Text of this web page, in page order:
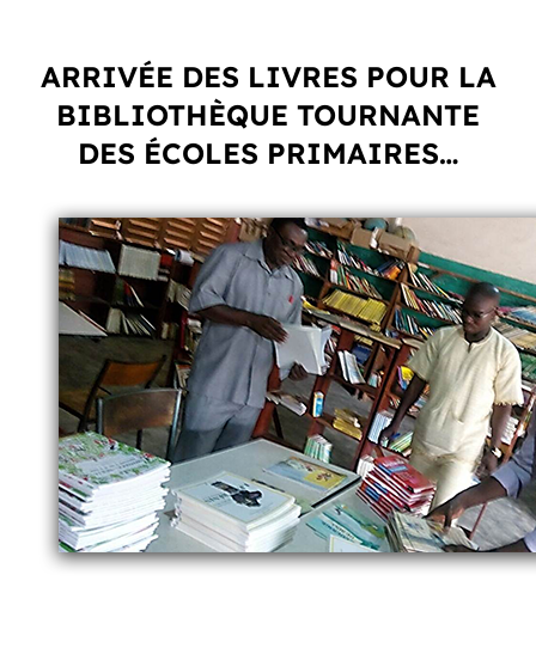
ARRIVÉE DES LIVRES POUR LA
BIBLIOTHÈQUE TOURNANTE
DES ÉCOLES PRIMAIRES…